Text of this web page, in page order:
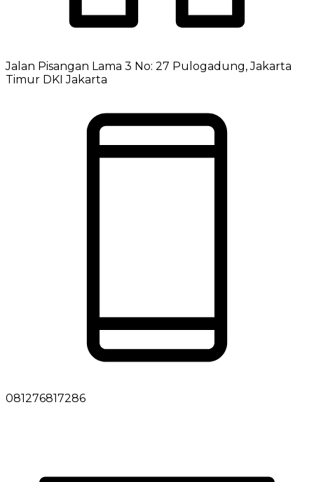
Jalan Pisangan Lama 3 No: 27 Pulogadung, Jakarta
Timur DKI Jakarta
081276817286